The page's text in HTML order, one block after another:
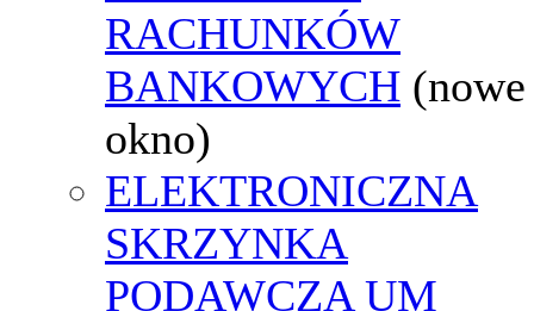
RACHUNKÓW
BANKOWYCH (nowe
okno)
ELEKTRONICZNA
SKRZYNKA
PODAWCZA UM